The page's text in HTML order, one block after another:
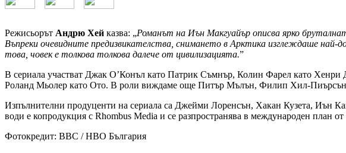
Режисьорът Андрю Хей казва: „Романът на Иън Макгуайър описва ярко
Въпреки очевидните предизвикателства, снимането в Арктика изглеждаше
това, човек е толкова толкова далече от цивилизацията.”
В сериала участват Джак О’Конъл като Патрик Съмнър, Колин Фарел като
Роланд Мьолер като Ото. В роли виждаме още Питър Мълън, Филип Хил-
Изпълнителни продуценти на сериала са Джейми Лоренсън, Хакан Кузета, Иън
води е копродукция с Rhombus Media и се разпространява в международен план
Фотокредит: BBC / HBO България